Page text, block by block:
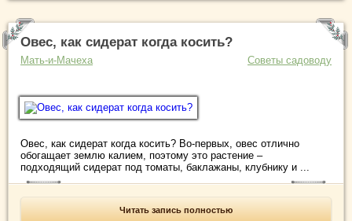
Овес, как сидерат когда косить?
Мать-и-Мачеха Советы садоводу
Овес, как сидерат когда косить? Во-первых, овес отлично
обогащает землю калием, поэтому это растение –
подходящий сидерат под томаты, баклажаны, клубнику и ...
Читать запись полностью